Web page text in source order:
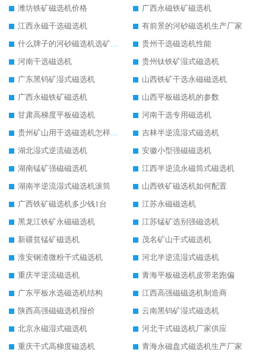
潍坊铁矿磁选机价格
广西永磁铁矿磁选机
江西永磁干选磁选机
有前景的河砂磁选机生产厂家
什么牌子的河砂磁选机选矿效果好
贵州干选磁选机性能
河南干选磁选机
贵州钛铁矿湿式磁选机
广东黑钨矿湿式磁选机
山西铁矿干选永磁磁选机
广西永磁铁矿磁选机
山西平板磁选机的参数
甘肃高梯度平板磁选机
河南干选专用磁选机
贵州矿山用干选磁选机怎样调磁
吉林半逆流湿式磁选机
湖北湿式逆流磁选机
安徽小型强磁磁选机
湖南锰矿强磁磁选机
江西半逆流永磁筒式磁选机
湖南半逆流湿式磁选机滚筒
山西铁矿磁选机如何配置
广西铁矿磁选机多少钱1台
江苏永磁磁选机
黑龙江铁矿永磁磁选机
江苏锰矿选别强磁选机
新疆贫锰矿磁选机
茂名矿山干式磁选机
淮安钢渣微粉干式磁选机
河北半逆流湿式磁选机
重庆半逆流磁选机
青海平板磁选机皮带老跑偏
广东平板水选磁选机结构
江西高强磁磁选机制造商
陕西高强磁磁选机报价
云南黑钨矿湿式磁选机
北京永磁湿式磁选机
河北干式磁选机厂家供应
重庆干式高梯度磁选机
青海永磁盘式磁选机生产厂家